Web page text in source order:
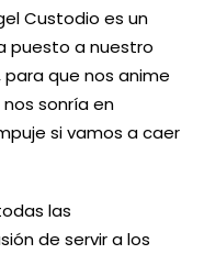
Custodio es un
puesto a nuestro
que nos anime
sonría en
si vamos a caer
las
de servir a los